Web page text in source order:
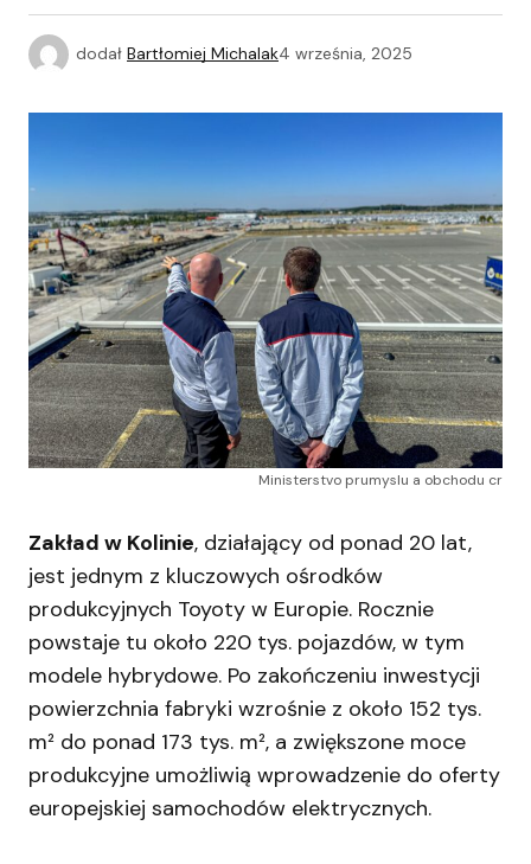
dodał Bartłomiej Michalak4 września, 2025
Ministerstvo prumyslu a obchodu cr
Zakład w Kolinie, działający od ponad 20 lat,
jest jednym z kluczowych ośrodków
produkcyjnych Toyoty w Europie. Rocznie
powstaje tu około 220 tys. pojazdów, w tym
modele hybrydowe. Po zakończeniu inwestycji
powierzchnia fabryki wzrośnie z około 152 tys.
m² do ponad 173 tys. m², a zwiększone moce
produkcyjne umożliwią wprowadzenie do oferty
europejskiej samochodów elektrycznych.